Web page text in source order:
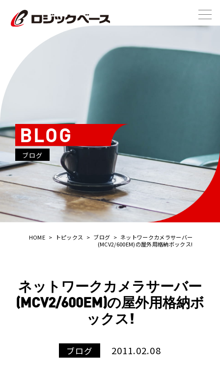
BLOG
ブログ
HOME > トピックス > ブログ > ネットワークカメラサーバー
(MCV2/600EM)の屋外用格納ボックス!
ネットワークカメラサーバー
(MCV2/600EM)の屋外用格納ボ
ックス!
ブログ 2011.02.08